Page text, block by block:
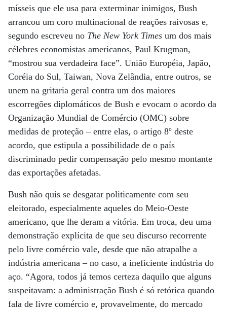
mísseis que ele usa para exterminar inimigos, Bush
arrancou um coro multinacional de reações raivosas e,
segundo escreveu no The New York Times um dos mais
célebres economistas americanos, Paul Krugman,
“mostrou sua verdadeira face”. União Européia, Japão,
Coréia do Sul, Taiwan, Nova Zelândia, entre outros, se
unem na gritaria geral contra um dos maiores
escorregões diplomáticos de Bush e evocam o acordo da
Organização Mundial de Comércio (OMC) sobre
medidas de proteção – entre elas, o artigo 8º deste
acordo, que estipula a possibilidade de o país
discriminado pedir compensação pelo mesmo montante
das exportações afetadas.
Bush não quis se desgatar politicamente com seu
eleitorado, especialmente aqueles do Meio-Oeste
americano, que lhe deram a vitória. Em troca, deu uma
demonstração explícita de que seu discurso recorrente
pelo livre comércio vale, desde que não atrapalhe a
indústria americana – no caso, a ineficiente indústria do
aço. “Agora, todos já temos certeza daquilo que alguns
suspeitavam: a administração Bush é só retórica quando
fala de livre comércio e, provavelmente, do mercado